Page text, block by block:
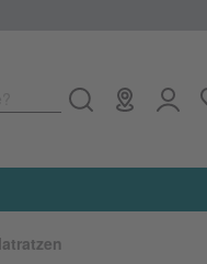
erhalten ★